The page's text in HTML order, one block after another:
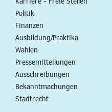
Politik
Finanzen
Ausbildung/Praktika
Wahlen
Pressemitteilungen
Ausschreibungen
Bekanntmachungen
Stadtrecht